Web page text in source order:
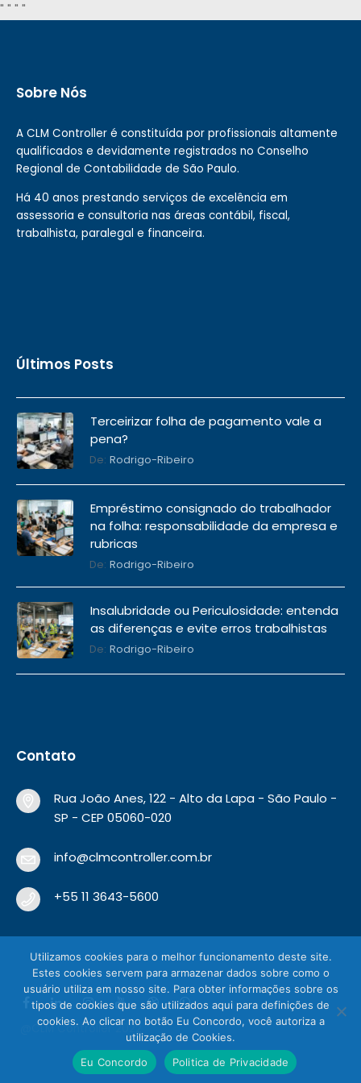
" " " "
Sobre Nós
A CLM Controller é constituída por profissionais altamente
qualificados e devidamente registrados no Conselho
Regional de Contabilidade de São Paulo.
Há 40 anos prestando serviços de excelência em
assessoria e consultoria nas áreas contábil, fiscal,
trabalhista, paralegal e financeira.
Últimos Posts
Terceirizar folha de pagamento vale a
pena?
De: Rodrigo-Ribeiro
Empréstimo consignado do trabalhador
na folha: responsabilidade da empresa e
rubricas
De: Rodrigo-Ribeiro
Insalubridade ou Periculosidade: entenda
as diferenças e evite erros trabalhistas
De: Rodrigo-Ribeiro
Contato
Rua João Anes, 122 - Alto da Lapa - São Paulo -
SP - CEP 05060-020
info@clmcontroller.com.br
+55 11 3643-5600
@CLM Controller 2022
Utilizamos cookies para o melhor funcionamento deste site.
Estes cookies servem para armazenar dados sobre como o
usuário utiliza em nosso site. Para obter informações sobre os
tipos de cookies que são utilizados aqui para definições de
cookies. Ao clicar no botão Eu Concordo, você autoriza a
utilização de Cookies.
Eu Concordo
Politica de Privacidade